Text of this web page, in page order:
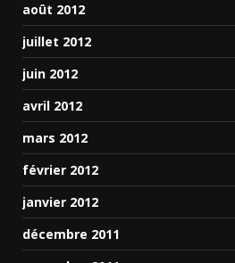
août 2012
juillet 2012
juin 2012
avril 2012
mars 2012
février 2012
janvier 2012
décembre 2011